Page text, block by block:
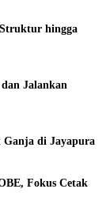
hingga
Jalankan
Ganja di Jayapura
Fokus Cetak